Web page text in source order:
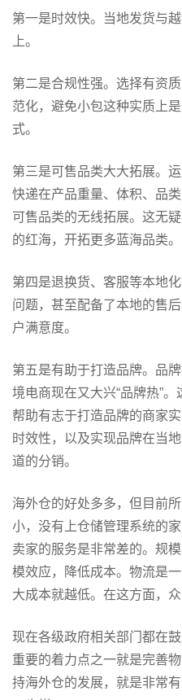
第一是时效快。当地发货与
上。
第二是合规性强。选择有资
范化，避免小包这种实质上
式。
第三是可售品类大大拓展。
快递在产品重量、体积、品
可售品类的无线拓展。这无
的红海，开拓更多蓝海品类。
第四是退换货、客服等本地
问题，甚至配备了本地的售
户满意度。
第五是有助于打造品牌。品
境电商现在又大兴“品牌热”
帮助有志于打造品牌的商家
时效性，以及实现品牌在当
道的分销。
海外仓的好处多多，但目前
小，没有上仓储管理系统的
卖家的服务是非常差的。规
模效应，降低成本。物流是
大成本就越低。在这方面，
现在各级政府相关部门都在
重要的着力点之一就是完善
持海外仓的发展，就是非常